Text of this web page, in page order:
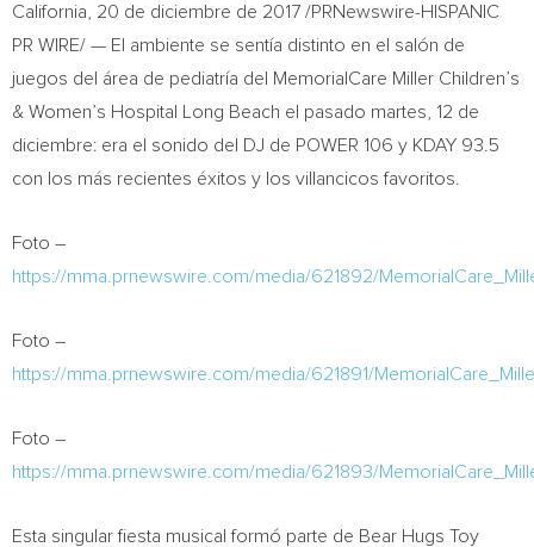
California , 20 de diciembre de 2017 /PRNewswire-HISPANIC
PR WIRE/ — El ambiente se sentía distinto en el salón de
juegos del área de pediatría del MemorialCare Miller Children’s
& Women’s Hospital Long Beach el pasado martes, 12 de
diciembre: era el sonido del DJ de POWER 106 y KDAY 93.5
con los más recientes éxitos y los villancicos favoritos.
Foto –
https://mma.prnewswire.com/media/621892/
Foto –
https://mma.prnewswire.com/media/621891/
Foto –
https://mma.prnewswire.com/media/621893/
Esta singular fiesta musical formó parte de Bear Hugs Toy